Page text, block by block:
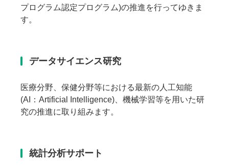
プログラム認定プログラム)の推進を行ってゆきま
す。
データサイエンス研究
医療分野、保健分野等における最新の人工知能
(AI：Artificial Intelligence)、機械学習等を用いた研
究の推進に取り組みます。
統計分析サポート